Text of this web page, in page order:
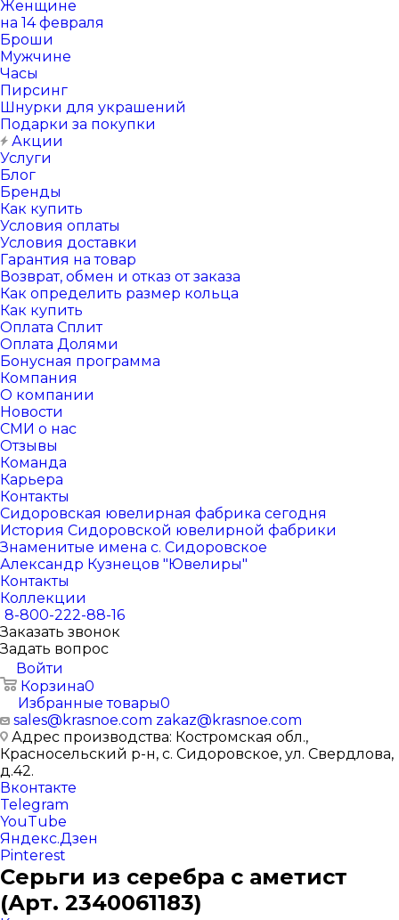
Женщине
на 14 февраля
Броши
Мужчине
Часы
Пирсинг
Шнурки для украшений
Подарки за покупки
Акции
Услуги
Блог
Бренды
Как купить
Условия оплаты
Условия доставки
Гарантия на товар
Возврат, обмен и отказ от заказа
Как определить размер кольца
Как купить
Оплата Сплит
Оплата Долями
Бонусная программа
Компания
О компании
Новости
СМИ о нас
Отзывы
Команда
Карьера
Контакты
Сидоровская ювелирная фабрика сегодня
История Сидоровской ювелирной фабрики
Знаменитые имена с. Сидоровское
Александр Кузнецов "Ювелиры"
Контакты
Коллекции
8-800-222-88-16
Заказать звонок
Задать вопрос
Войти
Корзина0
Избранные товары0
sales@krasnoe.com zakaz@krasnoe.com
Адрес производства: Костромская обл.,
Красносельский р-н, с. Сидоровское, ул. Свердлова,
д.42.
Вконтакте
Telegram
YouTube
Яндекс.Дзен
Pinterest
Серьги из серебра с аметист
(Арт. 2340061183)